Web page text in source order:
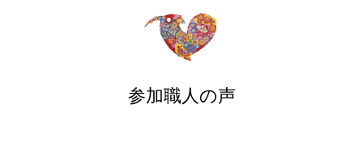
参加職人の声